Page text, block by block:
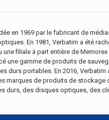
en 1969 par le fabricant de
En 1981, Verbatim a été
une filiale à part entière de
une gamme de produits de
portables. En 2016,
marques de produits de
durs, des disques optiques, des